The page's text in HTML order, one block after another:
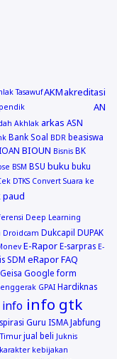
TasawufAKMakreditasi
AN
Akhlak arkas ASN
Bank Soal BDR beasiswa
BIOUN Bisnis BK
BSM BSU buku buku
DTKS Convert Suara ke
paud
Deep Learning
Droidcam Dukcapil DUPAK
E-Rapor E-sarpras E-
SDM eRaporFAQ
Geisa Google form
GPAI Hardiknas
info info gtk
Guru ISMA Jabfung
Timur jual beli Juknis
karakter kebijakan